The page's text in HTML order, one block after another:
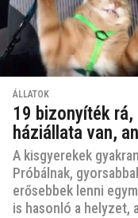
ÁLLATOK
19 bizonyíték
háziállata van,
A kisgyerekek
Próbálnak,
erősebbek lenni
is hasonló a helyzet,